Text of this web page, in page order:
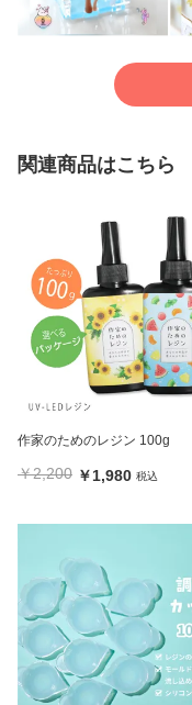
関連商品はこちら
作家のためのレジン 100g
￥2,200 ￥1,980 税込